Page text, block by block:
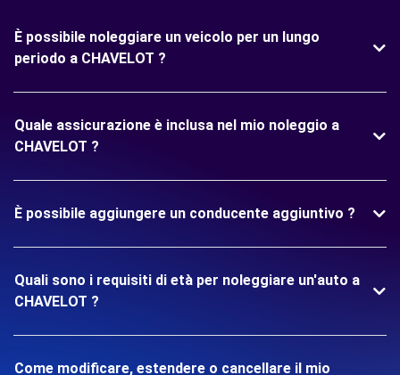
È possibile noleggiare un veicolo per un lungo
periodo a CHAVELOT ?
Quale assicurazione è inclusa nel mio noleggio a
CHAVELOT ?
È possibile aggiungere un conducente aggiuntivo ?
Quali sono i requisiti di età per noleggiare un'auto a
CHAVELOT ?
Come modificare, estendere o cancellare il mio